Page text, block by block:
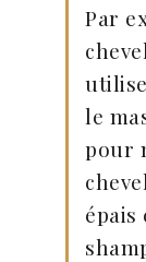
Par
le
pour